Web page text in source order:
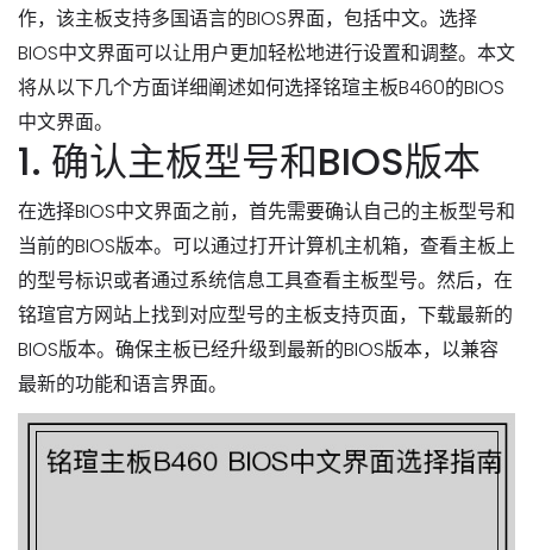
作，该主板支持多国语言的BIOS界面，包括中文。选择
BIOS中文界面可以让用户更加轻松地进行设置和调整。本文
将从以下几个方面详细阐述如何选择铭瑄主板B460的BIOS
中文界面。
1. 确认主板型号和BIOS版本
在选择BIOS中文界面之前，首先需要确认自己的主板型号和
当前的BIOS版本。可以通过打开计算机主机箱，查看主板上
的型号标识或者通过系统信息工具查看主板型号。然后，在
铭瑄官方网站上找到对应型号的主板支持页面，下载最新的
BIOS版本。确保主板已经升级到最新的BIOS版本，以兼容
最新的功能和语言界面。